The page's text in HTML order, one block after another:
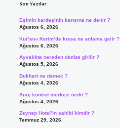
Son Yazılar
Eşimin kardeşinin karısına ne denir ?
Ağustos 6, 2026
Kur’an-ı Kerim’de kıssa ne anlama gelir ?
Ağustos 6, 2026
Ayvalıkta nereden denize girilir ?
Ağustos 5, 2026
Bukhari ne demek ?
Ağustos 4, 2026
Araç kontrol merkezi nedir ?
Ağustos 4, 2026
Zeynep Hotel’in sahibi kimdir ?
Temmuz 29, 2026